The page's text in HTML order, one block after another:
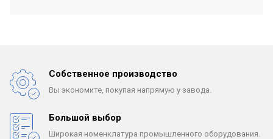
Собственное производство
Вы экономите, покупая напрямую у завода.
Большой выбор
Широкая номенклатура промышленного оборудования.